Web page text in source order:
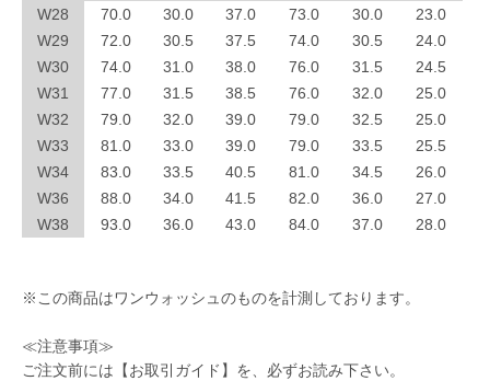
W28 70.0 30.0 37.0 73.0 30.0
23.0
W29
72.0 30.5 37.5 74.0 30.5
24.0
W30
74.0 31.0 38.0 76.0 31.5
24.5
W31
77.0 31.5 38.5 76.0 32.0
25.0
W32
79.0 32.0 39.0 79.0 32.5
25.0
W33
81.0 33.0 39.0 79.0 33.5
25.5
W34
83.0 33.5 40.5 81.0 34.5
26.0
W36
88.0 34.0 41.5 82.0 36.0
27.0
W38
93.0 36.0 43.0 84.0 37.0 28.0
※この商品はワンウォッシュのものを計測しております。
≪注意事項≫
ご注文前には 【お取引ガイド】 を、必ずお読み下さい。